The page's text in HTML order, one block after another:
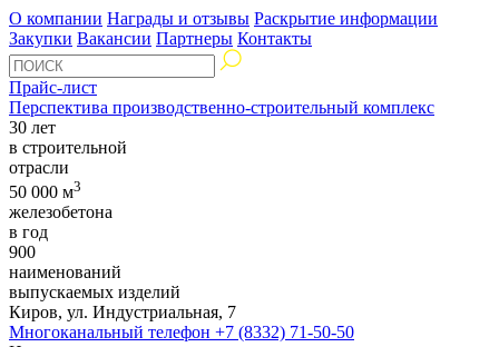
О компании Награды и отзывы Раскрытие информации
Закупки Вакансии Партнеры Контакты
Прайс-лист
Перспектива производственно-строительный комплекс
30 лет
в строительной
отрасли
50 000 м3
железобетона
в год
900
наименований
выпускаемых изделий
Киров, ул. Индустриальная, 7
Многоканальный телефон +7 (8332) 71-50-50